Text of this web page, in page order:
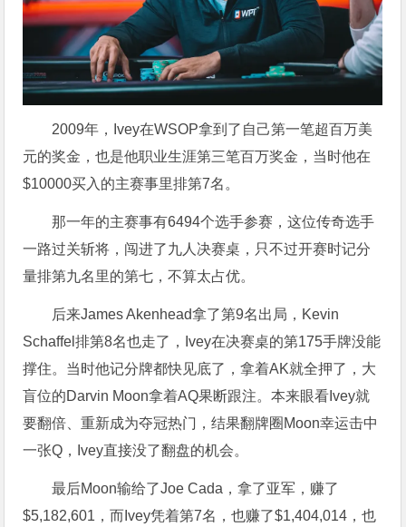
2009年，Ivey在WSOP拿到了自己第一笔超百万美
元的奖金，也是他职业生涯第三笔百万奖金，当时他在
$10000买入的主赛事里排第7名。
那一年的主赛事有6494个选手参赛，这位传奇选手
一路过关斩将，闯进了九人决赛桌，只不过开赛时记分
量排第九名里的第七，不算太占优。
后来James Akenhead拿了第9名出局，Kevin
Schaffel排第8名也走了，Ivey在决赛桌的第175手牌没能
撑住。当时他记分牌都快见底了，拿着AK就全押了，大
盲位的Darvin Moon拿着AQ果断跟注。本来眼看Ivey就
要翻倍、重新成为夺冠热门，结果翻牌圈Moon幸运击中
一张Q，Ivey直接没了翻盘的机会。
最后Moon输给了Joe Cada，拿了亚军，赚了
$5,182,601，而Ivey凭着第7名，也赚了$1,404,014，也